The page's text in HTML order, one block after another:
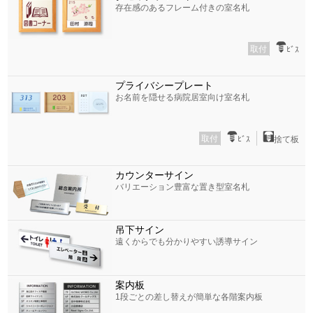
存在感のあるフレーム付きの室名札
取付 ﾋﾞｽ
プライバシープレート
お名前を隠せる病院居室向け室名札
取付 ﾋﾞｽ 捨て板
カウンターサイン
バリエーション豊富な置き型室名札
吊下サイン
遠くからでも分かりやすい誘導サイン
案内板
1段ごとの差し替えが簡単な各階案内板